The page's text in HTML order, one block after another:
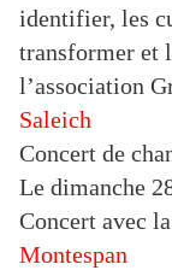
identifier, les
transformer et
l’association
Saleich
Concert de
Le dimanche
Concert avec
Montespan